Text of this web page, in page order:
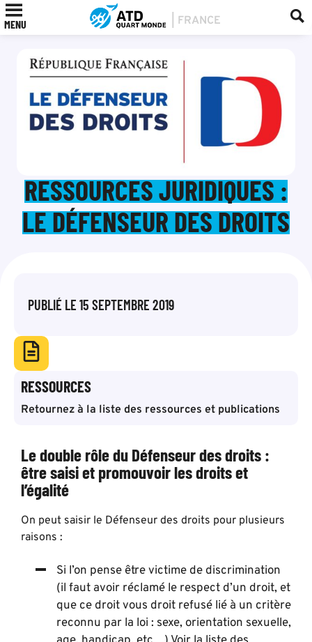
MENU
RESSOURCES JURIDIQUES :
LE DÉFENSEUR DES DROITS
PUBLIÉ LE 15 SEPTEMBRE 2019
RESSOURCES
Retournez à la liste des ressources et publications
Le double rôle du Défenseur des droits :
être saisi et promouvoir les droits et
l’égalité
On peut saisir le Défenseur des droits pour plusieurs
raisons :
Si l’on pense être victime de discrimination
(il faut avoir réclamé le respect d’un droit, et
que ce droit vous droit refusé lié à un critère
reconnu par la loi : sexe, orientation sexuelle,